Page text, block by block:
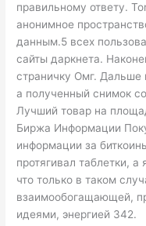
правильному ответу.
анонимное
данным.5 всех
сайты даркнета.
страничку Омг. Дальше
а полученный снимок
Лучший товар на
Биржа Информации
информации за
протягивал таблетки,
что только в таком
взаимообогащающей,
идеями, энергией 342.